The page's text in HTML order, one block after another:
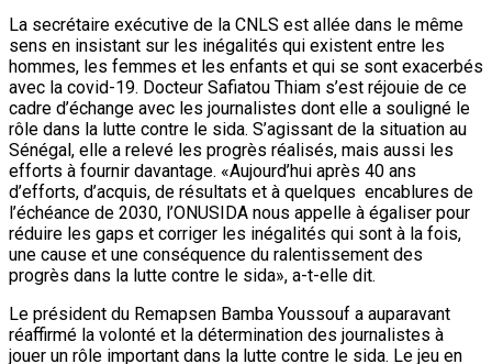
La secrétaire exécutive de la CNLS est allée dans le même
sens en insistant sur les inégalités qui existent entre les
hommes, les femmes et les enfants et qui se sont exacerbés
avec la covid-19. Docteur Safiatou Thiam s’est réjouie de ce
cadre d’échange avec les journalistes dont elle a souligné le
rôle dans la lutte contre le sida. S’agissant de la situation au
Sénégal, elle a relevé les progrès réalisés, mais aussi les
efforts à fournir davantage. «Aujourd’hui après 40 ans
d’efforts, d’acquis, de résultats et à quelques encablures de
l’échéance de 2030, l’ONUSIDA nous appelle à égaliser pour
réduire les gaps et corriger les inégalités qui sont à la fois,
une cause et une conséquence du ralentissement des
progrès dans la lutte contre le sida», a-t-elle dit.
Le président du Remapsen Bamba Youssouf a auparavant
réaffirmé la volonté et la détermination des journalistes à
jouer un rôle important dans la lutte contre le sida. Le jeu en